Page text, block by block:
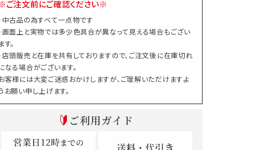
ご注文前にご確認ください※
中古品の為すべて一点物です
画面上と実物では多少色具合が異なって見える場合もござい
す。
店頭販売と在庫を共有しておりますので、ご注文後に在庫切れ
なる場合がございます。
客様には大変ご迷惑おかけしますが、ご理解いただけますよ
お願い申し上げます。